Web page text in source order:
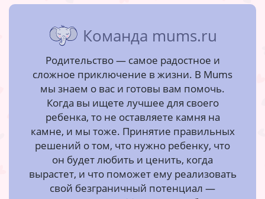
Команда mums.ru
Родительство — самое радостное и
сложное приключение в жизни. В Mums
мы знаем о вас и готовы вам помочь.
Когда вы ищете лучшее для своего
ребенка, то не оставляете камня на
камне, и мы тоже. Принятие правильных
решений о том, что нужно ребенку, что
он будет любить и ценить, когда
вырастет, и что поможет ему реализовать
свой безграничный потенциал —